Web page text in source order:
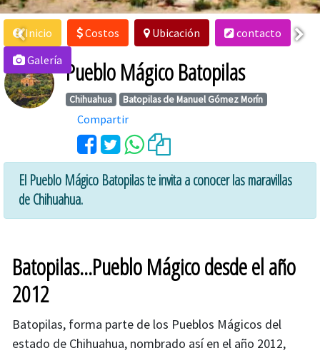
Inicio Costos Ubicación
contacto
Galería Pueblo Mágico Batopilas
Chihuahua Batopilas de Manuel Gómez Morín
Compartir
El Pueblo Mágico Batopilas te invita a conocer las maravillas
de Chihuahua.
Batopilas...Pueblo Mágico desde el año
2012
Batopilas, forma parte de los Pueblos Mágicos del
estado de Chihuahua, nombrado así en el año 2012,